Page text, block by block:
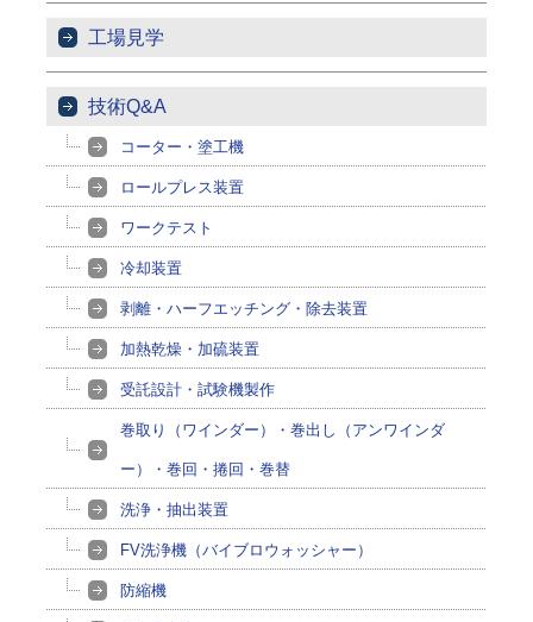
工場見学
技術Q&A
コーター・塗工機
ロールプレス装置
ワークテスト
冷却装置
剥離・ハーフエッチング・除去装置
加熱乾燥・加硫装置
受託設計・試験機製作
巻取り（ワインダー）・巻出し（アンワインダ
ー）・巻回・捲回・巻替
洗浄・抽出装置
FV洗浄機（バイブロウォッシャー）
防縮機